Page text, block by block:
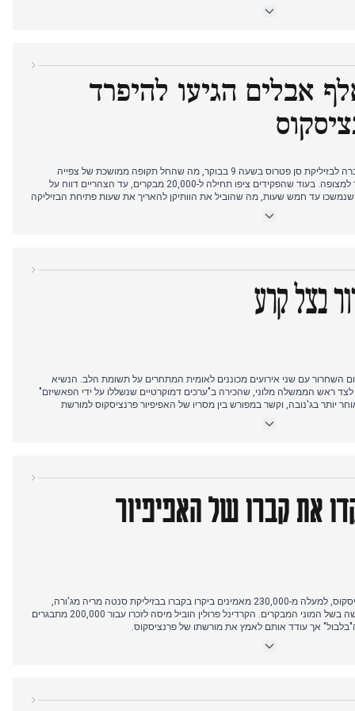
הפר את הפסקת האש "3,000 פעמים" במהלך תקופתה הנומינלית. טראמפ הביע תקווה להסכם שלום בתוך השבוע,
אבלים הגיעו להיפרד
גופתו של האפיפיור פרנציסקוס הועברה לבזיליקת סן פטרוס בשעה 9 בבוקר, מה שהחל תקופה ממושכת של צפייה
ציבורית שמשכה המוני אבלים מעבר למצופה. בעוד שהפקידים ציפו תחילה ל-20,000 מבקרים, עד הצהריים דווח על
שנמשכו עד חמש שעות, מה שהוביל את הוותיקן להאריך את שעות פתיחת הבזיליקה
התקשורת דיווחה שפרנציסקוס תרם 200,000 יורו לאסירים לפני מותו, מה שחיזק את מורשת החמלה שלו. תמרונים
פוטין הודיע שישלח את שרת התרבות שלו לייצג את רוסיה בהלוויה, בעוד מנהיגי
בצל קרע
ציינה את יום השנה ה-80 ליום השחרור עם שני אירועים מכוננים לאומית המתחרים על תשומת הלב. הנשיא
ראש הממשלה מלוני, שהכירה ב"ערכים דמוקרטיים שנשללו על ידי הפאשיזם"
יותר בג'נובה, וקשר במפורש בין מסריו של האפיפיור פרנציסקוס למורשת
בינתיים, הסתיימו שלושת ימי הצפייה הציבורית בגופתו של האפיפיור פרנציסקוס כאשר 250,000 אבלים הגיעו לחלוק
בטקס ערב, כשהתעודה הרשמית מתארת את פרנציסקוס כ"עד לאנושיות". טראמפ
את מלוני, תוך שהוא מדגיש שהביקור יישאר מכובד.
את קברו של האפיפיור
יום לאחר הלוויה של האפיפיור פרנציסקוס, למעלה מ-230,000 מאמינים ביקרו בקברו בבזיליקת סנטה מריה מג'ורה,
כאשר הרשויות השעו זמנית את הגישה בשל המוני המבקרים. הקרדינל פרולין הוביל מיסה לזכרו עבור 200,000 מתבגרים
אך עודד אותם לאמץ את מורשתו של פרנציסקוס.
שלושה צעירים ופצע שניים נוספים. פרטים שנחשפו מראים שהאלימות החלה בוויכוח
היה מוכן לוותר על קרים.